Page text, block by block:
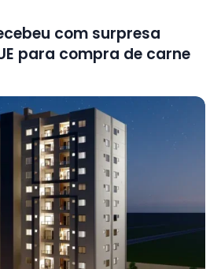
com surpresa
para compra de carne